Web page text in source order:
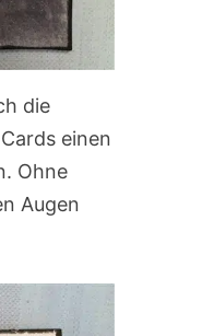
die
einen
Ohne
Augen